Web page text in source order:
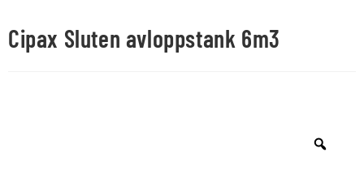
Cipax Sluten avloppstank 6m3